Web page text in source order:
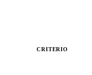
CRITERIO